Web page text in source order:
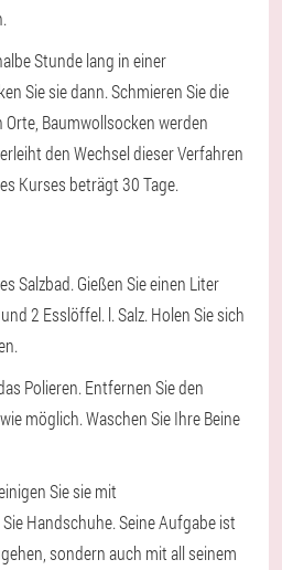
Stunde lang in einer
Sie sie dann. Schmieren Sie die
Baumwollsocken werden
den Wechsel dieser Verfahren
Kurses beträgt 30 Tage.
Salzbad. Gießen Sie einen Liter
2 Esslöffel. l. Salz. Holen Sie sich
Polieren. Entfernen Sie den
möglich. Waschen Sie Ihre Beine
Sie sie mit
Handschuhe. Seine Aufgabe ist
sondern auch mit all seinem